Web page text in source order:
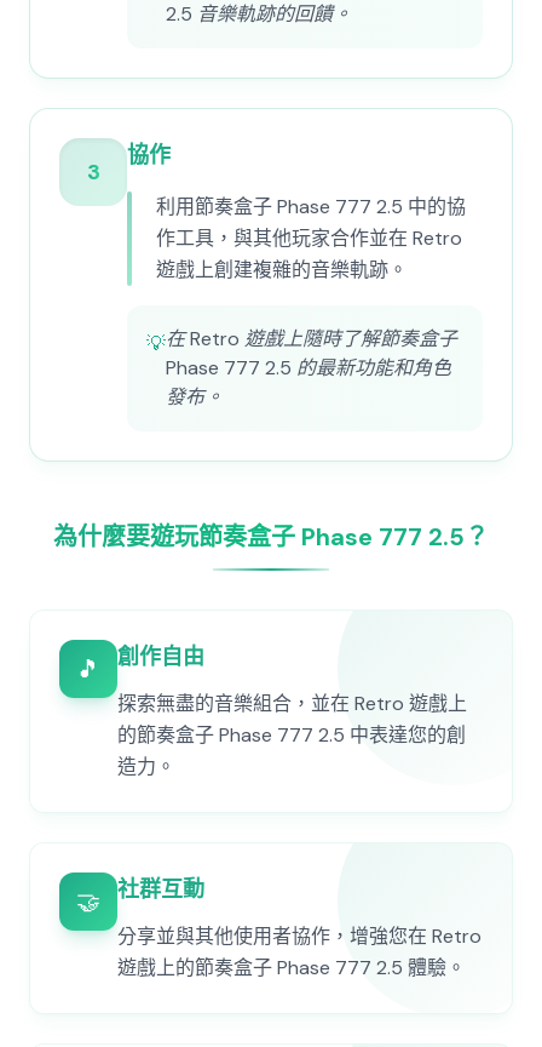
2.5 音樂軌跡的回饋。
3
協作
利用節奏盒子 Phase 777 2.5 中的協
作工具，與其他玩家合作並在 Retro
遊戲上創建複雜的音樂軌跡。
💡在 Retro 遊戲上隨時了解節奏盒子
Phase 777 2.5 的最新功能和角色
發布。
為什麼要遊玩節奏盒子 Phase 777 2.5？
🎵 創作自由
探索無盡的音樂組合，並在 Retro 遊戲上
的節奏盒子 Phase 777 2.5 中表達您的創
造力。
🤝 社群互動
分享並與其他使用者協作，增強您在 Retro
遊戲上的節奏盒子 Phase 777 2.5 體驗。